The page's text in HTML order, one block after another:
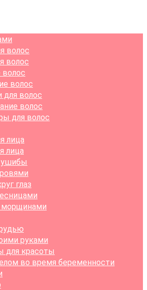
волос
волос
волос
волос
для волос
волос
для волос
лица
лица
ушибы
глаз
морщинами
руками
для красоты
во время беременности